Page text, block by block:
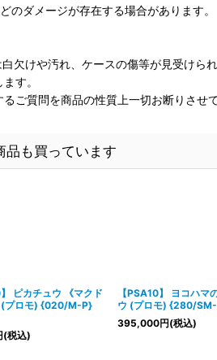
のダメージが存在する場合があります。
欠けや汚れ、ケースの傷等が見受けら
す。
ご質問を商品の性質上一切お断りさせ
品も買っています
】 ピカチュウ 《マクド
(プロモ) {020/M-P}
(税込)
【PSA10】 ヨコハマ
ウ (プロモ) {280/
395,000円(税込)